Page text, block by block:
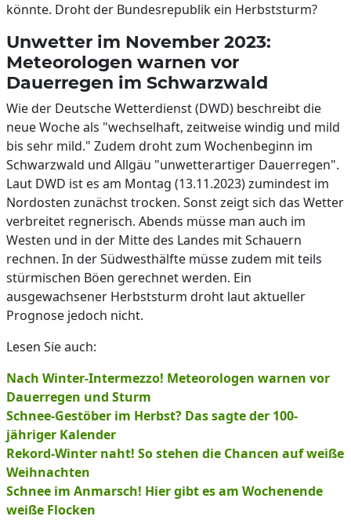
könnte. Droht der Bundesrepublik ein Herbststurm?
Unwetter im November 2023:
Meteorologen warnen vor
Dauerregen im Schwarzwald
Wie der Deutsche Wetterdienst (DWD) beschreibt die
neue Woche als "wechselhaft, zeitweise windig und mild
bis sehr mild." Zudem droht zum Wochenbeginn im
Schwarzwald und Allgäu "unwetterartiger Dauerregen".
Laut DWD ist es am Montag (13.11.2023) zumindest im
Nordosten zunächst trocken. Sonst zeigt sich das Wetter
verbreitet regnerisch. Abends müsse man auch im
Westen und in der Mitte des Landes mit Schauern
rechnen. In der Südwesthälfte müsse zudem mit teils
stürmischen Böen gerechnet werden. Ein
ausgewachsener Herbststurm droht laut aktueller
Prognose jedoch nicht.
Lesen Sie auch:
Nach Winter-Intermezzo! Meteorologen warnen vor
Dauerregen und Sturm
Schnee-Gestöber im Herbst? Das sagte der 100-
jähriger Kalender
Rekord-Winter naht! So stehen die Chancen auf weiße
Weihnachten
Schnee im Anmarsch! Hier gibt es am Wochenende
weiße Flocken